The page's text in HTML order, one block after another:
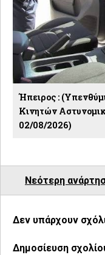
Ήπειρος :
Κινητών
02/08/2026)
Νεότερη
Δεν υπάρχουν
Δημοσίευση